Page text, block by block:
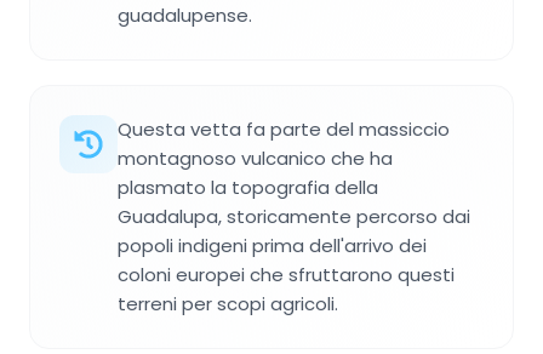
guadalupense.
Questa vetta fa parte del massiccio
montagnoso vulcanico che ha
plasmato la topografia della
Guadalupa, storicamente percorso dai
popoli indigeni prima dell'arrivo dei
coloni europei che sfruttarono questi
terreni per scopi agricoli.